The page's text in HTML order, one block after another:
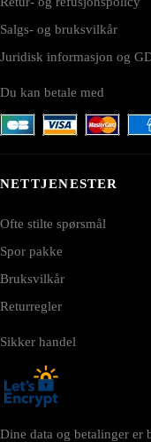
Salgs- og bruksvilkår
Juridisk informasjon og
Du kan betale med
NETTJENESTER
Ofte stilte spørsmål
Spor pakke
Bruksvilkår
Returregler
Sikker handel
Dine data og betalinger er